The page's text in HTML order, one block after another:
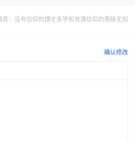
恶：没有信仰的博才多学和充满信仰的愚昧无知
确认修改